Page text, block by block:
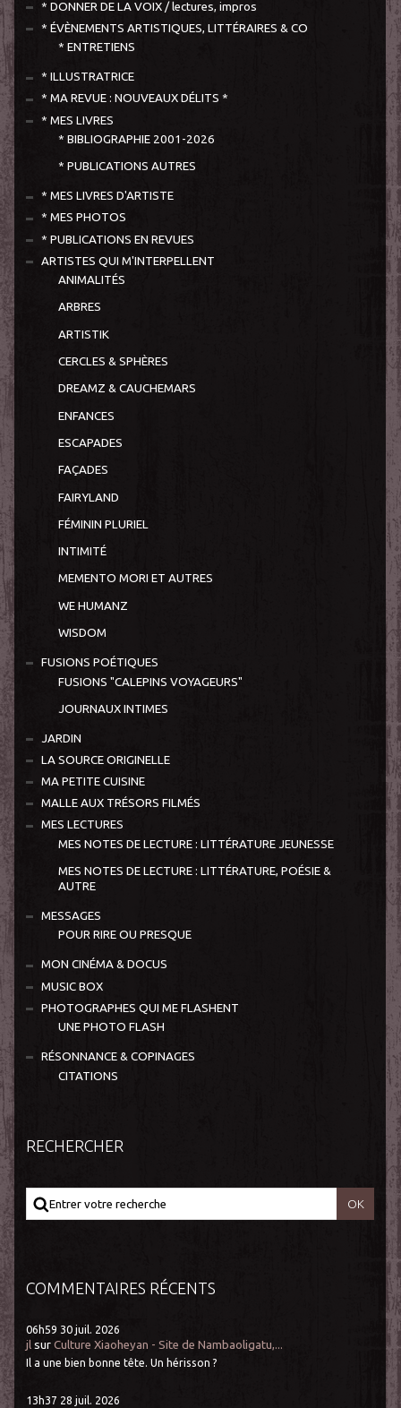
* DONNER DE LA VOIX / lectures, impros
* ÉVÈNEMENTS ARTISTIQUES, LITTÉRAIRES & CO
* ENTRETIENS
* ILLUSTRATRICE
* MA REVUE : NOUVEAUX DÉLITS *
* MES LIVRES
* BIBLIOGRAPHIE 2001-2026
* PUBLICATIONS AUTRES
* MES LIVRES D'ARTISTE
* MES PHOTOS
* PUBLICATIONS EN REVUES
ARTISTES QUI M'INTERPELLENT
ANIMALITÉS
ARBRES
ARTISTIK
CERCLES & SPHÈRES
DREAMZ & CAUCHEMARS
ENFANCES
ESCAPADES
FAÇADES
FAIRYLAND
FÉMININ PLURIEL
INTIMITÉ
MEMENTO MORI ET AUTRES
WE HUMANZ
WISDOM
FUSIONS POÉTIQUES
FUSIONS "CALEPINS VOYAGEURS"
JOURNAUX INTIMES
JARDIN
LA SOURCE ORIGINELLE
MA PETITE CUISINE
MALLE AUX TRÉSORS FILMÉS
MES LECTURES
MES NOTES DE LECTURE : LITTÉRATURE JEUNESSE
MES NOTES DE LECTURE : LITTÉRATURE, POÉSIE &
AUTRE
MESSAGES
POUR RIRE OU PRESQUE
MON CINÉMA & DOCUS
MUSIC BOX
PHOTOGRAPHES QUI ME FLASHENT
UNE PHOTO FLASH
RÉSONNANCE & COPINAGES
CITATIONS
RECHERCHER
COMMENTAIRES RÉCENTS
06h59 30 juil. 2026
jl surCulture Xiaoheyan - Site de Nambaoligatu,...
Il a une bien bonne tête. Un hérisson ?
13h37 28 juil. 2026